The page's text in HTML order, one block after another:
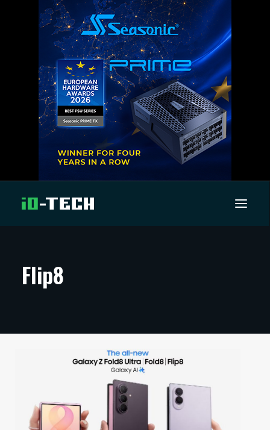
ARTIKKELIT
TECHBBS
KAUPPA
Flip8